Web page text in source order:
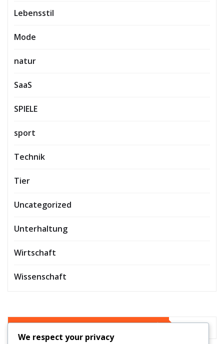
Lebensstil
Mode
natur
SaaS
SPIELE
sport
Technik
Tier
Uncategorized
Unterhaltung
Wirtschaft
Wissenschaft
YOU MAY HAVE MISSED
We respect your privacy